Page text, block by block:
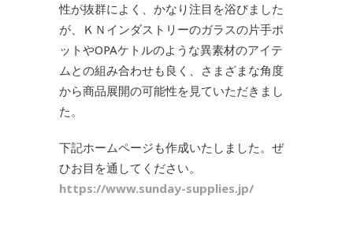
性が抜群によく、かなり注目を浴びました
が、ＫＮインダストリーのガラスの片手ポ
ットやOPAケトルのような異素材のアイテ
ムとの組み合わせも良く、さまざまな角度
から商品展開の可能性を見ていただきまし
た。
下記ホームページも作成いたしました。ぜ
ひお目を通してください。
https://www.sunday-supplies.jp/